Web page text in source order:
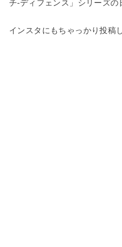
チ-ディフェンス」シリーズの
インスタにもちゃっかり投稿